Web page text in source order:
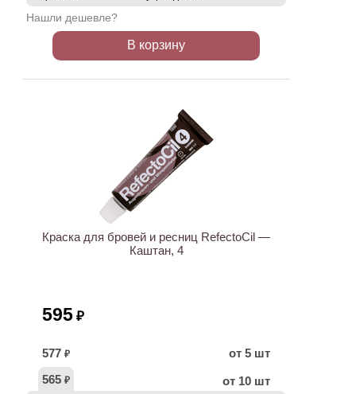
Нашли дешевле?
В корзину
Краска для бровей и ресниц RefectoCil —
Каштан, 4
595 ₽
577 ₽
от 5 шт
565 ₽ от 10 шт